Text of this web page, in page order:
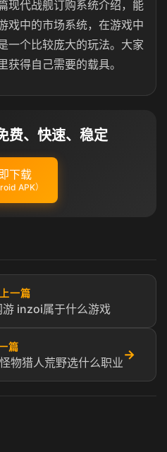
现代战舰订购系统介绍，能
戏中的市场系统，在游戏中
一个比较庞大的玩法。大家
获得自己需要的载具。
费、快速、稳定
下载
APK）
上一篇
inzoi属于什么游戏
篇
物猎人荒野选什么职业
→